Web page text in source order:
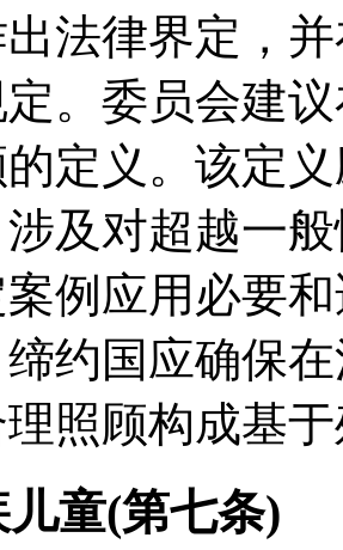
出法律界定，
。委员会建
的定义。该定
涉及对超越一
例应用必要
约国应确保
照顾构成基
童(第七条)